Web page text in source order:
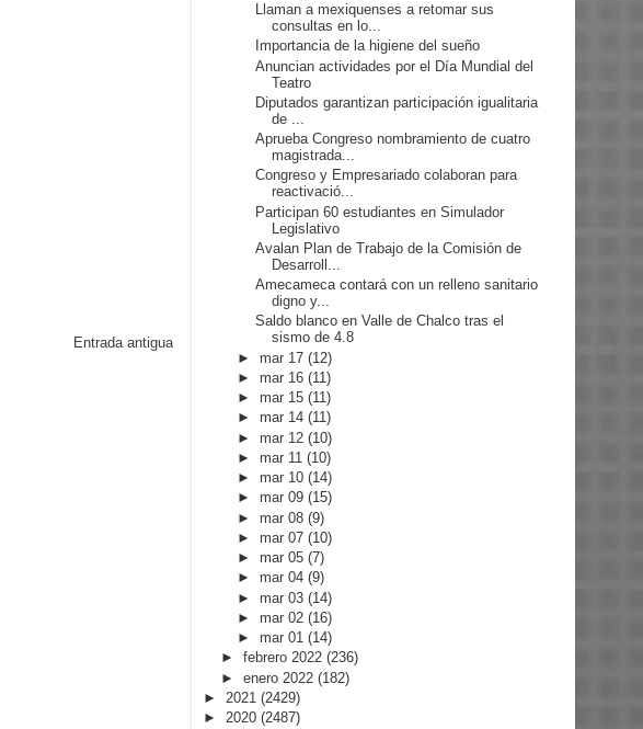
Entrada antigua
Llaman a mexiquenses a retomar sus
consultas en lo...
Importancia de la higiene del sueño
Anuncian actividades por el Día Mundial del
Teatro
Diputados garantizan participación igualitaria
de ...
Aprueba Congreso nombramiento de cuatro
magistrada...
Congreso y Empresariado colaboran para
reactivació...
Participan 60 estudiantes en Simulador
Legislativo
Avalan Plan de Trabajo de la Comisión de
Desarroll...
Amecameca contará con un relleno sanitario
digno y...
Saldo blanco en Valle de Chalco tras el
sismo de 4.8
► mar 17(12)
► mar 16(11)
► mar 15(11)
► mar 14(11)
► mar 12(10)
► mar 11(10)
► mar 10(14)
► mar 09(15)
► mar 08(9)
► mar 07(10)
► mar 05(7)
► mar 04(9)
► mar 03(14)
► mar 02(16)
► mar 01(14)
► febrero 2022 (236)
► enero 2022 (182)
► 2021 (2429)
► 2020 (2487)